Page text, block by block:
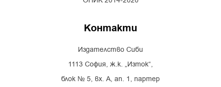
Контакти
Издателство Сиби
1113 София, ж.к. „Изток“,
блок № 5, вх. А, ап. 1, партер